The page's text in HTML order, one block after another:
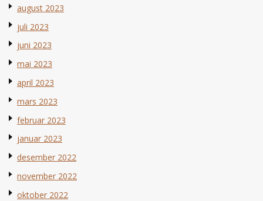
august 2023
juli 2023
juni 2023
mai 2023
april 2023
mars 2023
februar 2023
januar 2023
desember 2022
november 2022
oktober 2022